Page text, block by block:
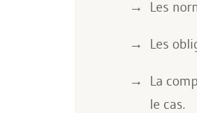
Les
Les
La
le cas.